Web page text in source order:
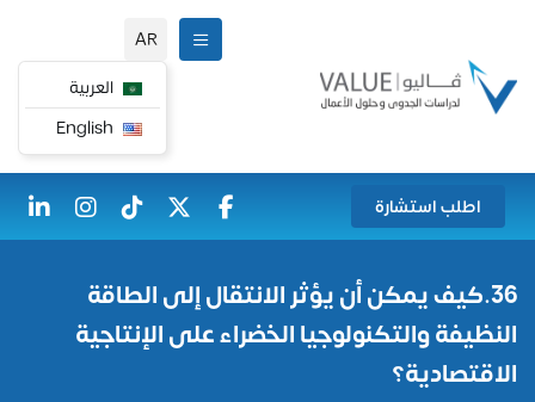
AR
العربية
اطلب استشارة
36.كيف يمكن أن يؤثر الانتقال إلى الطاقة
النظيفة والتكنولوجيا الخضراء على الإنتاجية
الاقتصادية؟